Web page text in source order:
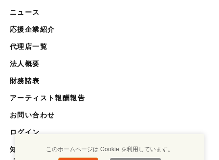
ニュース
応援企業紹介
代理店一覧
法人概要
財務諸表
アーティスト報酬報告
お問い合わせ
ログイン
知らない世界を知るメディア
このホームページは Cookie を利用しています。